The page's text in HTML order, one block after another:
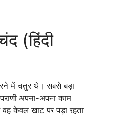
(हिंदी
में चतुर थे। सबसे बड़ा
अपना-अपना काम
केवल खाट पर पड़ा रहता